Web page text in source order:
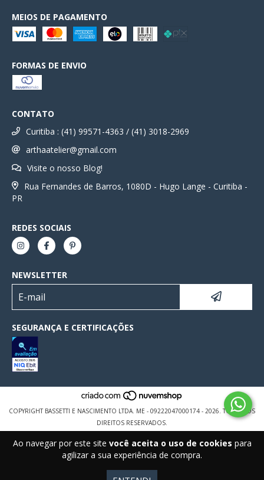
Ao navegar por este site você aceita o uso de cookies para
agilizar a sua experiência de compra.
MEIOS DE PAGAMENTO
FORMAS DE ENVIO
CONTATO
Curitiba : (41) 99571-4363 / (41) 3018-2969
arthaatelier@gmail.com
Visite o nosso Blog!
Rua Fernandes de Barros, 1080D - Hugo Lange - Curitiba -
PR
REDES SOCIAIS
NEWSLETTER
SEGURANÇA E CERTIFICAÇÕES
COPYRIGHT BASSETTI E NASCIMENTO LTDA. ME - 09222047000174 - 2026. TODOS OS
DIREITOS RESERVADOS.